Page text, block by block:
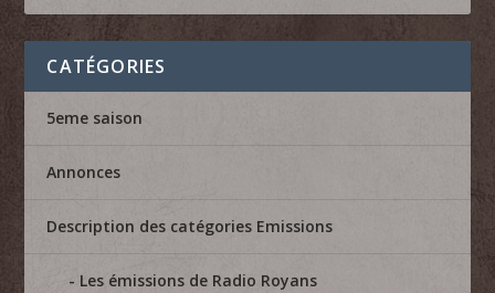
CATÉGORIES
5eme saison
Annonces
Description des catégories Emissions
Les émissions de Radio Royans